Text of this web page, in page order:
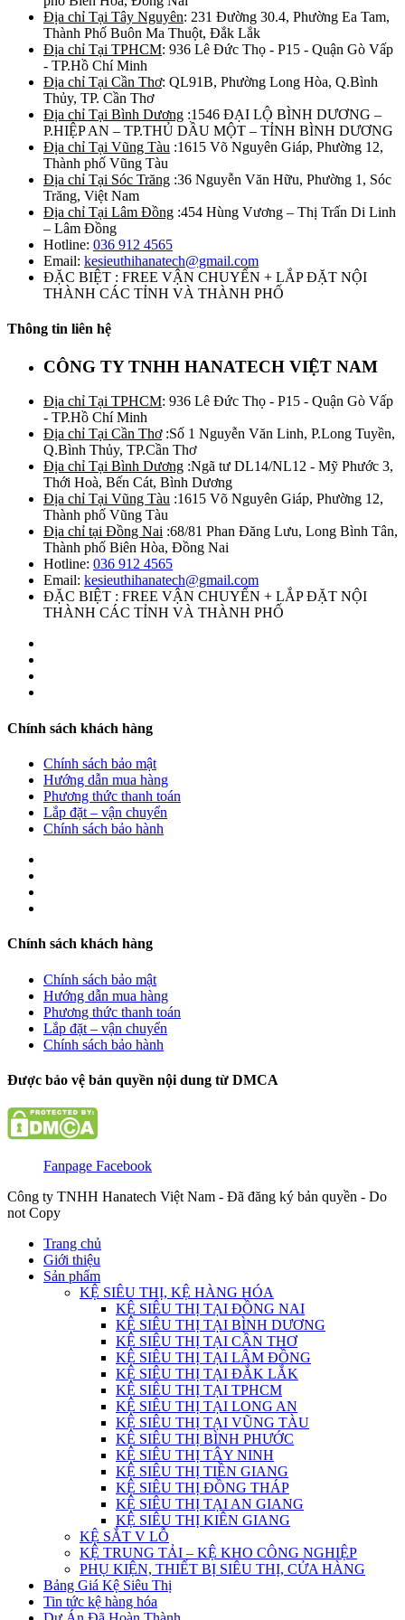
Địa chỉ Tại Tây Nguyên: 231 Đường 30.4, Phường Ea Tam,
Thành Phố Buôn Ma Thuột, Đắk Lắk
Địa chỉ Tại TPHCM: 936 Lê Đức Thọ - P15 - Quận Gò Vấp
- TP.Hồ Chí Minh
Địa chỉ Tại Cần Thơ: QL91B, Phường Long Hòa, Q.Bình
Thủy, TP. Cần Thơ
Địa chỉ Tại Bình Dương :1546 ĐẠI LỘ BÌNH DƯƠNG –
P.HIỆP AN – TP.THỦ DẦU MỘT – TỈNH BÌNH DƯƠNG
Địa chỉ Tại Vũng Tàu :1615 Võ Nguyên Giáp, Phường 12,
Thành phố Vũng Tàu
Địa chỉ Tại Sóc Trăng :36 Nguyễn Văn Hữu, Phường 1, Sóc
Trăng, Việt Nam
Địa chỉ Tại Lâm Đồng :454 Hùng Vương – Thị Trấn Di Linh
– Lâm Đồng
Hotline: 036 912 4565
Email: kesieuthihanatech@gmail.com
ĐẶC BIỆT : FREE VẬN CHUYỂN + LẮP ĐẶT NỘI
THÀNH CÁC TỈNH VÀ THÀNH PHỐ
Thông tin liên hệ
CÔNG TY TNHH HANATECH VIỆT NAM
Địa chỉ Tại TPHCM: 936 Lê Đức Thọ - P15 - Quận Gò Vấp
- TP.Hồ Chí Minh
Địa chỉ Tại Cần Thơ:Số 1 Nguyễn Văn Linh, P.Long Tuyền,
Q.Bình Thủy, TP.Cần Thơ
Địa chỉ Tại Bình Dương :Ngã tư DL14/NL12 - Mỹ Phước 3,
Thới Hoà, Bến Cát, Bình Dương
Địa chỉ Tại Vũng Tàu :1615 Võ Nguyên Giáp, Phường 12,
Thành phố Vũng Tàu
Địa chỉ tại Đồng Nai :68/81 Phan Đăng Lưu, Long Bình Tân,
Thành phố Biên Hòa, Đồng Nai
Hotline: 036 912 4565
Email: kesieuthihanatech@gmail.com
ĐẶC BIỆT : FREE VẬN CHUYỂN + LẮP ĐẶT NỘI
THÀNH CÁC TỈNH VÀ THÀNH PHỐ
Chính sách khách hàng
Chính sách bảo mật
Hướng dẫn mua hàng
Phương thức thanh toán
Lắp đặt – vận chuyển
Chính sách bảo hành
Chính sách khách hàng
Chính sách bảo mật
Hướng dẫn mua hàng
Phương thức thanh toán
Lắp đặt – vận chuyển
Chính sách bảo hành
Được bảo vệ bản quyền nội dung từ DMCA
Fanpage Facebook
Công ty TNHH Hanatech Việt Nam - Đã đăng ký bản quyền - Do
not Copy
Trang chủ
Giới thiệu
Sản phẩm
KỆ SIÊU THỊ, KỆ HÀNG HÓA
KỆ SIÊU THỊ TẠI ĐỒNG NAI
KỆ SIÊU THỊ TẠI BÌNH DƯƠNG
KỆ SIÊU THỊ TẠI CẦN THƠ
KỆ SIÊU THỊ TẠI LÂM ĐỒNG
KỆ SIÊU THỊ TẠI ĐẮK LẮK
KỆ SIÊU THỊ TẠI TPHCM
KỆ SIÊU THỊ TẠI LONG AN
KỆ SIÊU THỊ TẠI VŨNG TÀU
KỆ SIÊU THỊ BÌNH PHƯỚC
KỆ SIÊU THỊ TÂY NINH
KỆ SIÊU THỊ TIỀN GIANG
KỆ SIÊU THỊ ĐỒNG THÁP
KỆ SIÊU THỊ TẠI AN GIANG
KỆ SIÊU THỊ KIÊN GIANG
KỆ SẮT V LỖ
KỆ TRUNG TẢI – KỆ KHO CÔNG NGHIỆP
PHỤ KIỆN, THIẾT BỊ SIÊU THỊ, CỬA HÀNG
Bảng Giá Kệ Siêu Thị
Tin tức kệ hàng hóa